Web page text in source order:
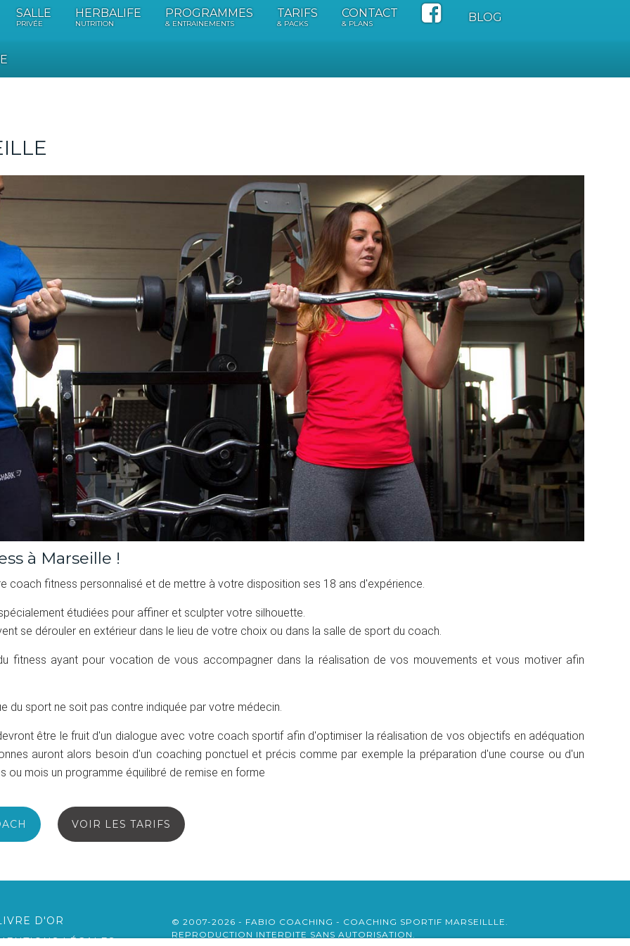
SALLE
PRIVÉE
HERBALIFE
NUTRITION
PROGRAMMES
& ENTRAINEMENTS
TARIFS
& PACKS
CONTACT
& PLANS BLOG
à Marseille !
coach fitness personnalisé et de mettre à votre disposition ses 18 ans d'expérience.
étudiées pour affiner et sculpter votre silhouette.
se dérouler en extérieur dans le lieu de votre choix ou dans la salle de sport du coach.
fitness ayant pour vocation de vous accompagner dans la réalisation de vos mouvements et vous motiver afin
du sport ne soit pas contre indiquée par votre médecin.
être le fruit d'un dialogue avec votre coach sportif afin d'optimiser la réalisation de vos objectifs en adéquation
auront alors besoin d'un coaching ponctuel et précis comme par exemple la préparation d'une course ou d'un
ou mois un programme équilibré de remise en forme
VOIR LES TARIFS
D'OR
LÉGALES
© 2007-2026 - FABIO COACHING - COACHING SPORTIF MARSEILLLE.
REPRODUCTION INTERDITE SANS AUTORISATION.